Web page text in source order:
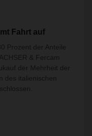
Fahrt auf
Prozent der Anteile
& Fercam
der Mehrheit der
des italienischen